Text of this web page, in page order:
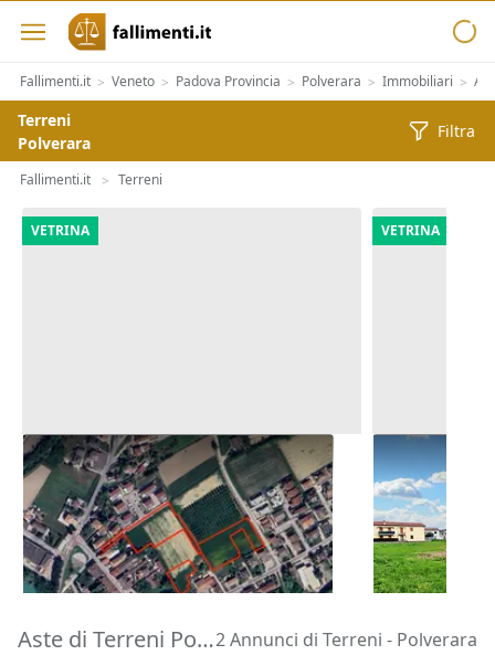
Fallimenti.it > Veneto > Padova Provincia > Polverara > Immobiliari >
Terreni
Polverara
Filtra
Fallimenti.it > Terreni
VETRINA
Asta Appezzamenti di terreno di
12.973 mq
Vigodarzere (Padova)
79.488 €
15/09/2026
VETRINA
Asta
di 5.900 mq
Castegnero
85.000 €
16/11/2026
Aste di Terreni Polverara2 Annunci di Terreni - Polverara